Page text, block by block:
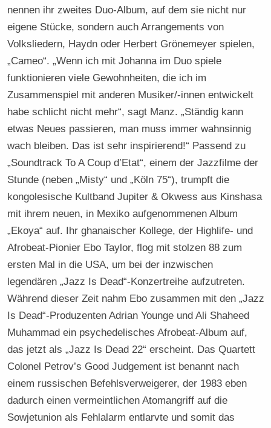
nennen ihr zweites Duo-Album, auf dem sie nicht nur
eigene Stücke, sondern auch Arrangements von
Volksliedern, Haydn oder Herbert Grönemeyer spielen,
„Cameo“. „Wenn ich mit Johanna im Duo spiele
funktionieren viele Gewohnheiten, die ich im
Zusammenspiel mit anderen Musiker/-innen entwickelt
habe schlicht nicht mehr“, sagt Manz. „Ständig kann
etwas Neues passieren, man muss immer wahnsinnig
wach bleiben. Das ist sehr inspirierend!“ Passend zu
„Soundtrack To A Coup d’Etat“, einem der Jazzfilme der
Stunde (neben „Misty“ und „Köln 75“), trumpft die
kongolesische Kultband Jupiter & Okwess aus Kinshasa
mit ihrem neuen, in Mexiko aufgenommenen Album
„Ekoya“ auf. Ihr ghanaischer Kollege, der Highlife- und
Afrobeat-Pionier Ebo Taylor, flog mit stolzen 88 zum
ersten Mal in die USA, um bei der inzwischen
legendären „Jazz Is Dead“-Konzertreihe aufzutreten.
Während dieser Zeit nahm Ebo zusammen mit den „Jazz
Is Dead“-Produzenten Adrian Younge und Ali Shaheed
Muhammad ein psychedelisches Afrobeat-Album auf,
das jetzt als „Jazz Is Dead 22“ erscheint. Das Quartett
Colonel Petrov’s Good Judgement ist benannt nach
einem russischen Befehlsverweigerer, der 1983 eben
dadurch einen vermeintlichen Atomangriff auf die
Sowjetunion als Fehlalarm entlarvte und somit das